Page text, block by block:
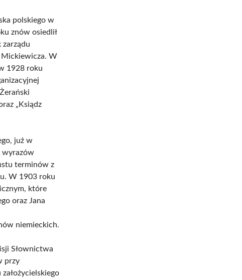
polskiego w
znów osiedlił
zarządu
Mickiewicza. W
1928 roku
„Ksiądz
już w
wyrazów
terminów z
W 1903 roku
które
oraz Jana
niemieckich.
Słownictwa
przy